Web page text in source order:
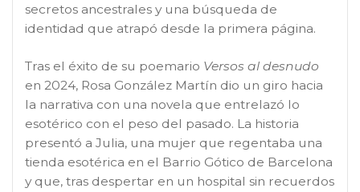
secretos ancestrales y una búsqueda de
identidad que atrapó desde la primera página.
Tras el éxito de su poemario Versos al desnudo
en 2024, Rosa González Martín dio un giro hacia
la narrativa con una novela que entrelazó lo
esotérico con el peso del pasado. La historia
presentó a Julia, una mujer que regentaba una
tienda esotérica en el Barrio Gótico de Barcelona
y que, tras despertar en un hospital sin recuerdos